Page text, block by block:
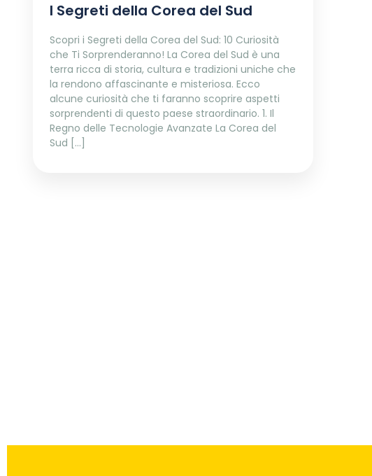
I Segreti della Corea del Sud
Scopri i Segreti della Corea del Sud: 10 Curiosità
che Ti Sorprenderanno! La Corea del Sud è una
terra ricca di storia, cultura e tradizioni uniche che
la rendono affascinante e misteriosa. Ecco
alcune curiosità che ti faranno scoprire aspetti
sorprendenti di questo paese straordinario. 1. Il
Regno delle Tecnologie Avanzate La Corea del
Sud […]